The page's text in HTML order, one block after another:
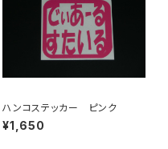
ハンコステッカー ピンク
¥1,650